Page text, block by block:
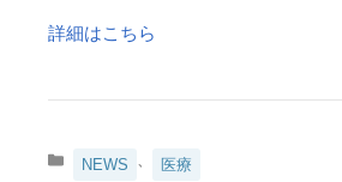
詳細はこちら
カNEWS 、 医療